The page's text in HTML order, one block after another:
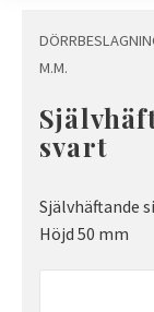
M.M.
svart
Självhäftande
Höjd 50 mm